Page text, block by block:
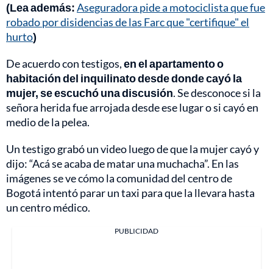
(Lea además:Aseguradora pide a motociclista que fue
robado por disidencias de las Farc que "certifique" el
hurto)
De acuerdo con testigos,en el apartamento o
habitación del inquilinato desde donde cayó la
mujer, se escuchó una discusión. Se desconoce si la
señora herida fue arrojada desde ese lugar o si cayó en
medio de la pelea.
Un testigo grabó un video luego de que la mujer cayó y
dijo: “Acá se acaba de matar una muchacha”. En las
imágenes se ve cómo la comunidad del centro de
Bogotá intentó parar un taxi para que la llevara hasta
un centro médico.
PUBLICIDAD